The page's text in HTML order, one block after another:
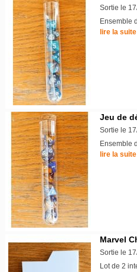
Sortie le
Ensemble
lire la suite
Jeu de
Sortie le
Ensemble
lire la suite
Marvel
Sortie le
Lot de 2